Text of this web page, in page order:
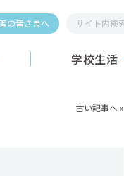
の皆さまへ
学校生活
学校行事
古い記事へ »